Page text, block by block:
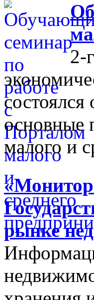
2-
основные
малого и
рынке